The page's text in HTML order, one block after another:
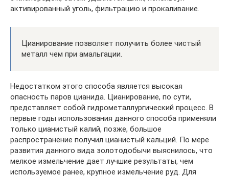
активированный уголь, фильтрацию и прокаливание.
Цианирование позволяет получить более чистый
металл чем при амальгации.
Недостатком этого способа является высокая
опасность паров цианида. Цианирование, по сути,
представляет собой гидрометаллургический процесс. В
первые годы использования данного способа применяли
только цианистый калий, позже, большое
распространение получил цианистый кальций. По мере
развития данного вида золотодобычи выяснилось, что
мелкое измельчение дает лучшие результаты, чем
используемое ранее, крупное измельчение руд. Для